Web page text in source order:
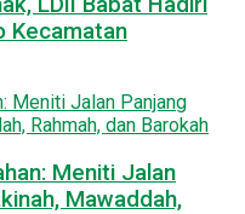
Kecamatan
Meniti Jalan
Mawaddah,